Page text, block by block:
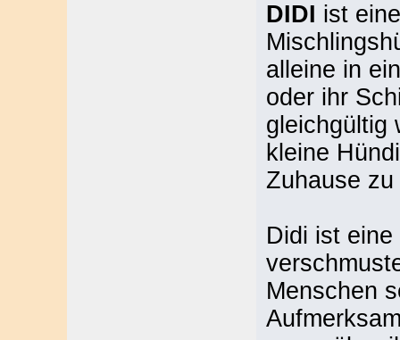
DIDI ist
alleine in
oder ihr
gleichgültig
kleine
Zuhause
Didi ist
Menschen